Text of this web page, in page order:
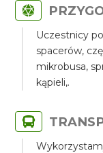
Uczestnicy
spacerów,
mikrobusa,
kąpieli,.